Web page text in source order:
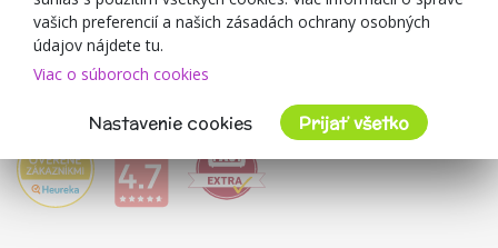
Ochrana osobných údajov GDPR
Kontakty
Spolupracujeme
vašich preferencií a našich zásadách ochrany osobných
údajov nájdete tu.
Viac o súboroch cookies
Nastavenie cookies Prijať všetko